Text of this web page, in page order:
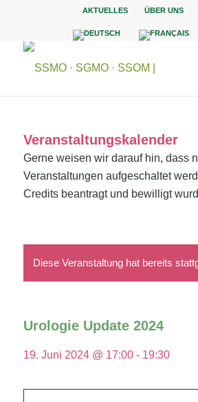
AKTUELLES ÜBER UNS
Veranstaltungskalender
Gerne weisen wir darauf hin, dass
Veranstaltungen aufgeschaltet
Credits beantragt und bewilligt
Diese Veranstaltung hat bereits
Urologie Update 2024
19. Juni 2024 @ 17:00- 19:30